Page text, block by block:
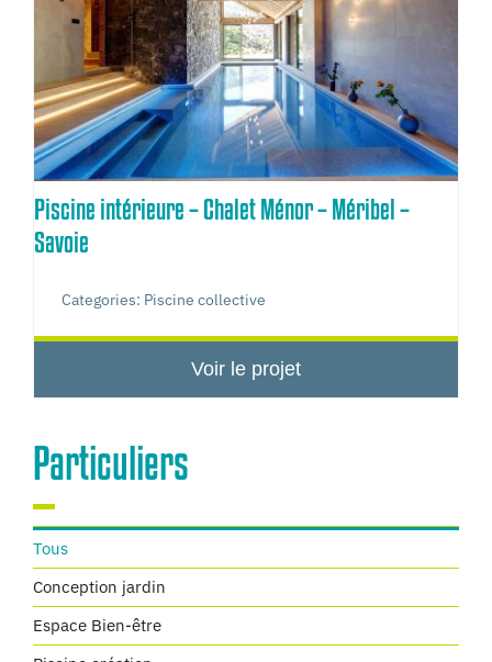
Piscine intérieure – Chalet Ménor – Méribel –
Savoie
Categories: Piscine collective
Voir le projet
Particuliers
Tous
Conception jardin
Espace Bien-être